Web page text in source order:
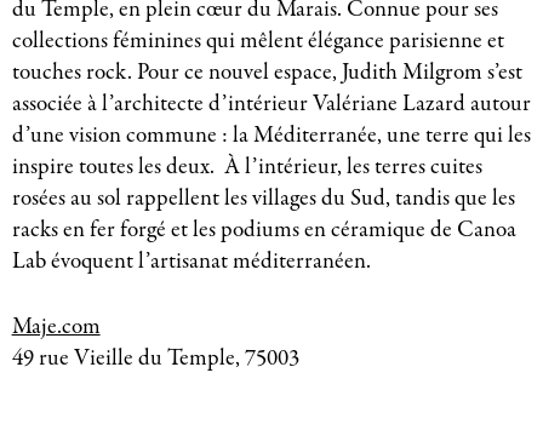
du Temple, en plein cœur du Marais. Connue pour ses
collections féminines qui mêlent élégance parisienne et
touches rock. Pour ce nouvel espace, Judith Milgrom s’est
associée à l’architecte d’intérieur Valériane Lazard autour
d’une vision commune : la Méditerranée, une terre qui les
inspire toutes les deux. À l’intérieur, les terres cuites
rosées au sol rappellent les villages du Sud, tandis que les
racks en fer forgé et les podiums en céramique de Canoa
Lab évoquent l’artisanat méditerranéen.
Maje.com
49 rue Vieille du Temple, 75003